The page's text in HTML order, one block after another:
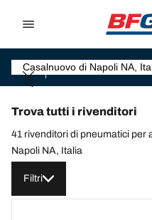
Trova tutti i rivenditori
41 rivenditori di pneumatici per
Napoli NA, Italia
Filtri